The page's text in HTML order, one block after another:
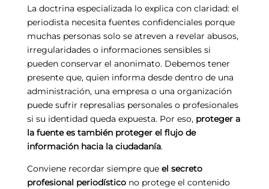
La doctrina especializada lo explica con claridad: el
periodista necesita fuentes confidenciales porque
muchas personas solo se atreven a revelar abusos,
irregularidades o informaciones sensibles si
pueden conservar el anonimato. Debemos tener
presente que, quien informa desde dentro de una
administración, una empresa o una organización
puede sufrir represalias personales o profesionales
si su identidad queda expuesta. Por eso, proteger a
la fuente es también proteger el flujo de
información hacia la ciudadanía.
Conviene recordar siempre queel secreto
profesional periodísticono protege el contenido